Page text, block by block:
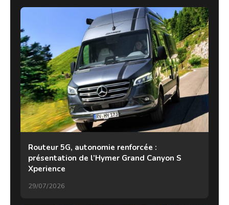
Routeur 5G, autonomie renforcée :
présentation de l’Hymer Grand Canyon S
Xperience
29/07/2026